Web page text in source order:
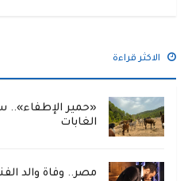
الاكثر قراءة
«حمير الإطفاء»..
الغابات
مصر.. وفاة والد